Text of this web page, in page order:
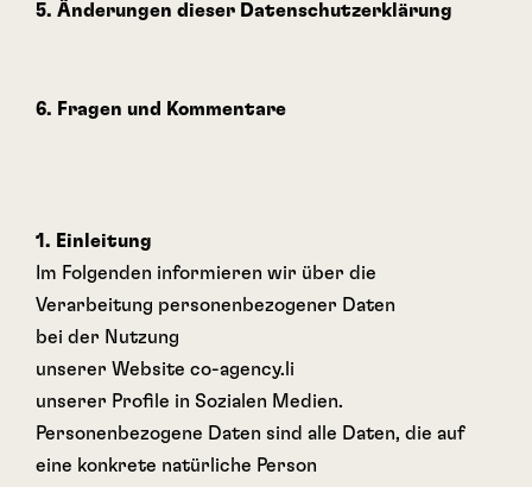
5. Änderungen dieser Datenschutzerklärung
6. Fragen und Kommentare
1. Einleitung
Im Folgenden informieren wir über die
Verarbeitung personenbezogener Daten
bei der Nutzung
unserer Website co-agency.li
unserer Profile in Sozialen Medien.
Personenbezogene Daten sind alle Daten, die auf
eine konkrete natürliche Person